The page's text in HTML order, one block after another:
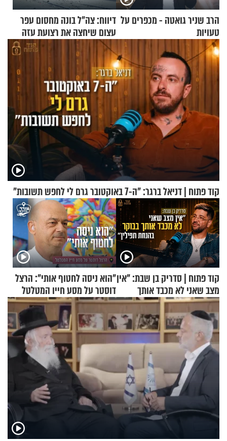
הרב שניר גואטה - מכפרים על
טעויות
דיווח: צה"ל בונה מחסום עפר
עצום שיחצה את רצועת עזה
לשניים
קוד פתוח | דניאל ברגר: "ה-7 באוקטובר גרם לי לחפש תשובות"
קוד פתוח | סדריק בן שבת: "אין
מצב שאני לא מכבד אותך
בבוקר בהנחת תפילין"
"הוא ניסה לחטוף אותי": הרצל
דוסטר על מסע חייו המטלטל